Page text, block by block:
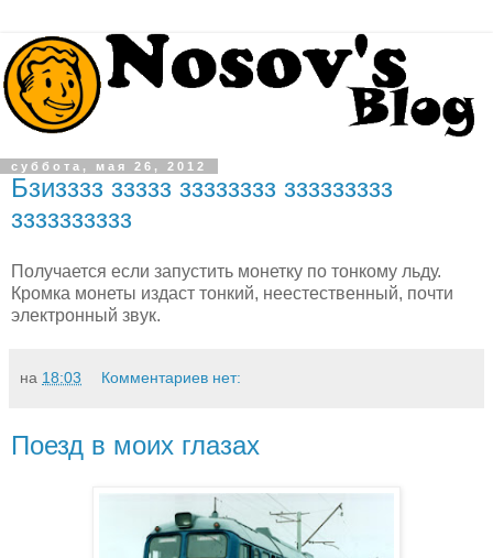
суббота, мая 26, 2012
Бзизззз ззззз зззззззз ззззззззз
зззззззззз
Получается если запустить монетку по тонкому льду.
Кромка монеты издаст тонкий, неестественный, почти
электронный звук.
на 18:03 Комментариев нет:
Поезд в моих глазах